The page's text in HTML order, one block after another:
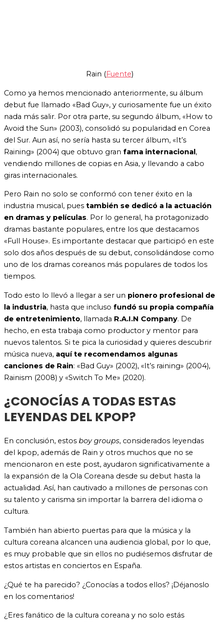
Rain (Fuente)
Como ya hemos mencionado anteriormente, su álbum
debut fue llamado «Bad Guy», y curiosamente fue un éxito
nada más salir. Por otra parte, su segundo álbum, «How to
Avoid the Sun» (2003), consolidó su popularidad en Corea
del Sur. Aun así, no sería hasta su tercer álbum, «It’s
Raining» (2004) que obtuvo gran fama internacional,
vendiendo millones de copias en Asia, y llevando a cabo
giras internacionales.
Pero Rain no solo se conformó con tener éxito en la
industria musical, pues también se dedicó a la actuación
en dramas y películas. Por lo general, ha protagonizado
dramas bastante populares, entre los que destacamos
«Full House». Es importante destacar que participó en este
solo dos años después de su debut, consolidándose como
uno de los dramas coreanos más populares de todos los
tiempos.
Todo esto lo llevó a llegar a ser un pionero profesional de
la industria, hasta que incluso fundó su propia compañía
de entretenimiento, llamada R.A.I.N Company. De
hecho, en esta trabaja como productor y mentor para
nuevos talentos. Si te pica la curiosidad y quieres descubrir
música nueva, aquí te recomendamos algunas
canciones de Rain: «Bad Guy» (2002), «It’s raining» (2004),
Rainism (2008) y «Switch To Me» (2020).
¿CONOCÍAS A TODAS ESTAS
LEYENDAS DEL KPOP?
En conclusión, estos boy groups, considerados leyendas
del kpop, además de Rain y otros muchos que no se
mencionaron en este post, ayudaron significativamente a
la expansión de la Ola Coreana desde su debut hasta la
actualidad. Así, han cautivado a millones de personas con
su talento y carisma sin importar la barrera del idioma o
cultura.
También han abierto puertas para que la música y la
cultura coreana alcancen una audiencia global, por lo que,
es muy probable que sin ellos no pudiésemos disfrutar de
estos artistas en conciertos en España.
¿Qué te ha parecido? ¿Conocías a todos ellos? ¡Déjanoslo
en los comentarios!
¿Eres fanático de la cultura coreana y no solo estás